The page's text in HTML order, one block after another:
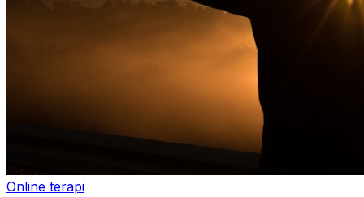
Online terapi